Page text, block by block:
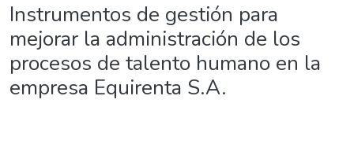
Instrumentos de gestión para
mejorar la administración de los
procesos de talento humano en la
empresa Equirenta S.A.